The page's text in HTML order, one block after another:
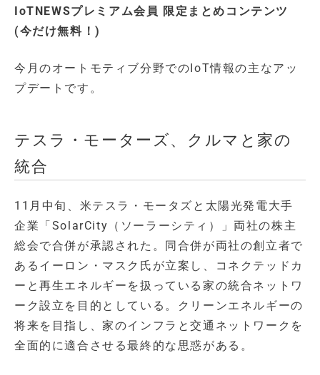
IoTNEWSプレミアム会員 限定まとめコンテンツ
(今だけ無料！)
今月のオートモティブ分野でのIoT情報の主なアッ
プデートです。
テスラ・モーターズ、クルマと家の
統合
11月中旬、米テスラ・モータズと太陽光発電大手
企業「SolarCity（ソーラーシティ）」両社の株主
総会で合併が承認された。同合併が両社の創立者で
あるイーロン・マスク氏が立案し、コネクテッドカ
ーと再生エネルギーを扱っている家の統合ネットワ
ーク設立を目的としている。クリーンエネルギーの
将来を目指し、家のインフラと交通ネットワークを
全面的に適合させる最終的な思惑がある。